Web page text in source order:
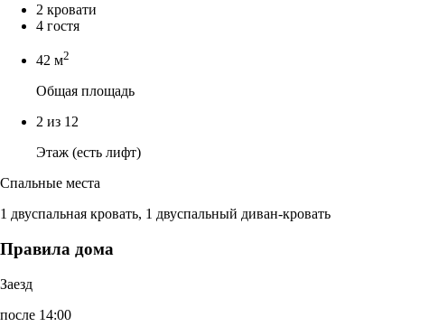
2 кровати
4 гостя
42 м2
Общая площадь
2 из 12
Этаж (есть лифт)
Спальные места
1 двуспальная кровать, 1 двуспальный диван-кровать
Правила дома
Заезд
после 14:00